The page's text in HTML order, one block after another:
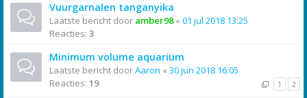
Vuurgarnalen tanganyika
Laatste bericht door amber98« 01 jul 2018 13:25
Reacties: 3
Minimum volume aquarium
Laatste bericht doorAaron « 30 jun 2018 16:05
Reacties: 19 1 2